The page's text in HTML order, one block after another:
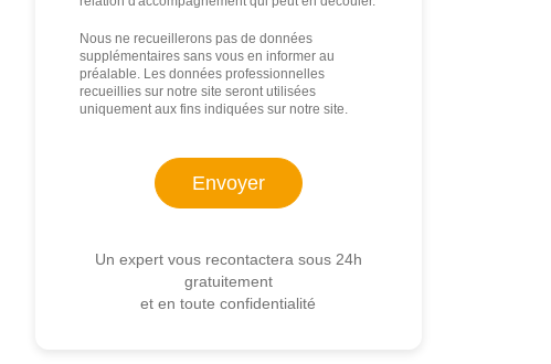
Nous ne recueillerons pas de données
supplémentaires sans vous en informer au
préalable. Les données professionnelles
recueillies sur notre site seront utilisées
uniquement aux fins indiquées sur notre site.
Un expert vous recontactera sous 24h
gratuitement
et en toute confidentialité